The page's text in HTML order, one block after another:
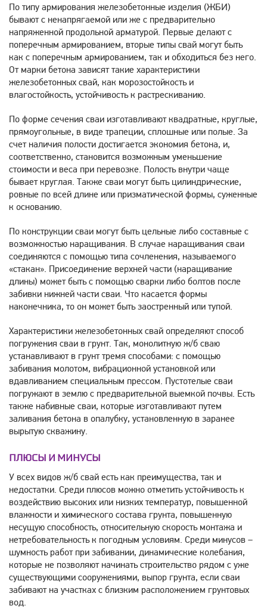
По типу армирования железобетонные изделия (ЖБИ)
бывают с ненапрягаемой или же с предварительно
напряженной продольной арматурой. Первые делают с
поперечным армированием, вторые типы свай могут быть
как с поперечным армированием, так и обходиться без него.
От марки бетона зависят такие характеристики
железобетонных свай, как морозостойкость и
влагостойкость, устойчивость к растрескиванию.
По форме сечения сваи изготавливают квадратные, круглые,
прямоугольные, в виде трапеции, сплошные или полые. За
счет наличия полости достигается экономия бетона, и,
соответственно, становится возможным уменьшение
стоимости и веса при перевозке. Полость внутри чаще
бывает круглая. Также сваи могут быть цилиндрические,
ровные по всей длине или призматической формы, суженные
к основанию.
По конструкции сваи могут быть цельные либо составные с
возможностью наращивания. В случае наращивания сваи
соединяются с помощью типа сочленения, называемого
«стакан». Присоединение верхней части (наращивание
длины) может быть с помощью сварки либо болтов после
забивки нижней части сваи. Что касается формы
наконечника, то он может быть заостренный или тупой.
Характеристики железобетонных свай определяют способ
погружения сваи в грунт. Так, монолитную ж/б сваю
устанавливают в грунт тремя способами: с помощью
забивания молотом, вибрационной установкой или
вдавливанием специальным прессом. Пустотелые сваи
погружают в землю с предварительной выемкой почвы. Есть
также набивные сваи, которые изготавливают путем
заливания бетона в опалубку, установленную в заранее
вырытую скважину.
ПЛЮСЫ И МИНУСЫ
У всех видов ж/б свай есть как преимущества, так и
недостатки. Среди плюсов можно отметить устойчивость к
воздействию высоких или низких температур, повышенной
влажности и химического состава грунта, повышенную
несущую способность, относительную скорость монтажа и
нетребовательность к погодным условиям. Среди минусов –
шумность работ при забивании, динамические колебания,
которые не позволяют начинать строительство рядом с уже
существующими сооружениями, выпор грунта, если сваи
забивают на участках с близким расположением грунтовых
вод.